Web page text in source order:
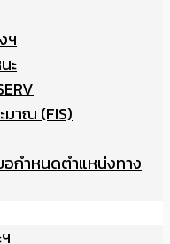
ฯ
ะ
มาณ (FIS)
อกำหนดตำแหน่งทาง